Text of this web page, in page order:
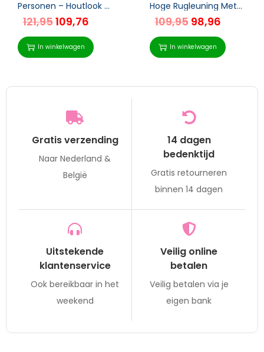
Personen – Houtlook –
Donkergrijs – 180 x 75,5
x 73 cm
121,95109,76
In winkelwagen
Hoge Rugleuning Met
Armleuningen
Dennenhout Naturel 83
X 68 X 101 Cm
109,95 98,96
In winkelwagen
Gratis verzending
Naar Nederland &
België
14 dagen
bedenktijd
Gratis retourneren
binnen 14 dagen
Uitstekende
klantenservice
Ook bereikbaar in het
weekend
Veilig online
betalen
Veilig betalen via je
eigen bank